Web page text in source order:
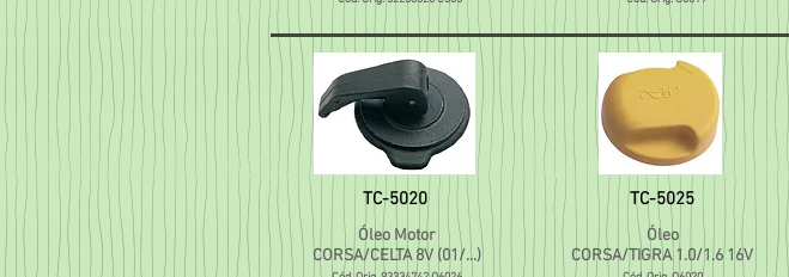
TC-5020 TC-5025
Óleo Motor
CORSA/CELTA 8V (01/...)
Óleo
CORSA/TIGRA 1.0/1.6 16V